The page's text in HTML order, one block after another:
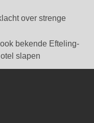
over strenge
bekende Efteling-
slapen